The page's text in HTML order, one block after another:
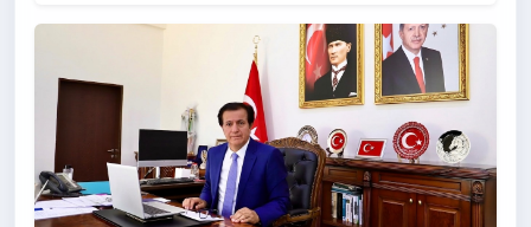
Yükseköğretim Kurulu (YÖK), üniversitelerin akademik
katkı ve proje bildirimlerini koordine etme çağrısında
bulundu. Ardahan Üniversitesinde 31 Temmuz 2026
tarihinde bu çağrıya yönelik bir ön hazırlık toplantısı
düzenlendi.